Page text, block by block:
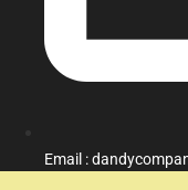
Email :